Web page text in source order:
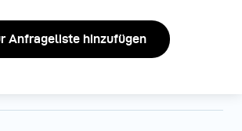
Anfrageliste hinzufügen